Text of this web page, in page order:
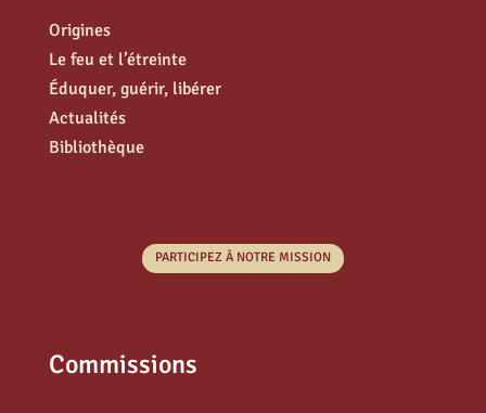
Origines
Le feu et l’étreinte
Éduquer, guérir, libérer
Actualités
Bibliothèque
PARTICIPEZ À NOTRE MISSION
Commissions